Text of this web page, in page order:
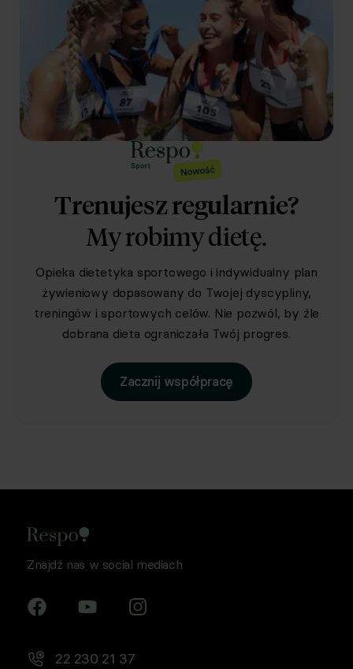
Trenujesz regularnie?
My robimy dietę.
Opieka dietetyka sportowego i indywidualny plan
żywieniowy dopasowany do Twojej dyscypliny,
treningów i sportowych celów. Nie pozwól, by źle
dobrana dieta ograniczała Twój progres.
Zacznij współpracę
Znajdź nas w social mediach
22 230 21 37